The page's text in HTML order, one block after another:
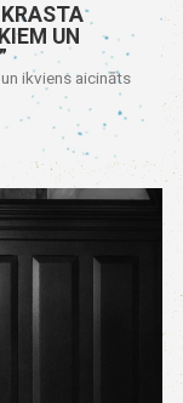
UN
ikviens aicināts